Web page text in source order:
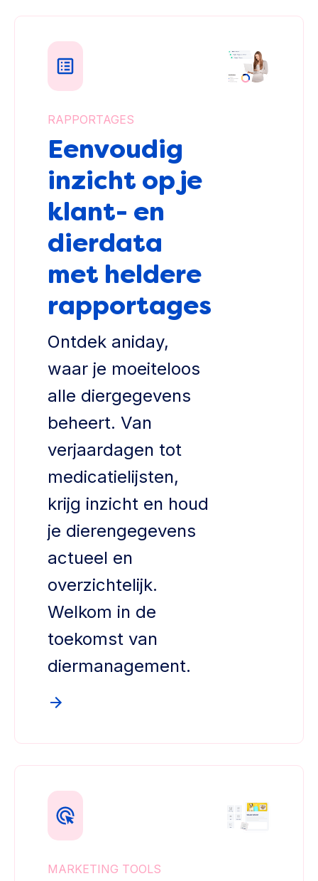
RAPPORTAGES
Eenvoudig
inzicht op je
klant- en
dierdata
met heldere
rapportages
Ontdek aniday,
waar je moeiteloos
alle diergegevens
beheert. Van
verjaardagen tot
medicatielijsten,
krijg inzicht en houd
je dierengegevens
actueel en
overzichtelijk.
Welkom in de
toekomst van
diermanagement.
MARKETING TOOLS